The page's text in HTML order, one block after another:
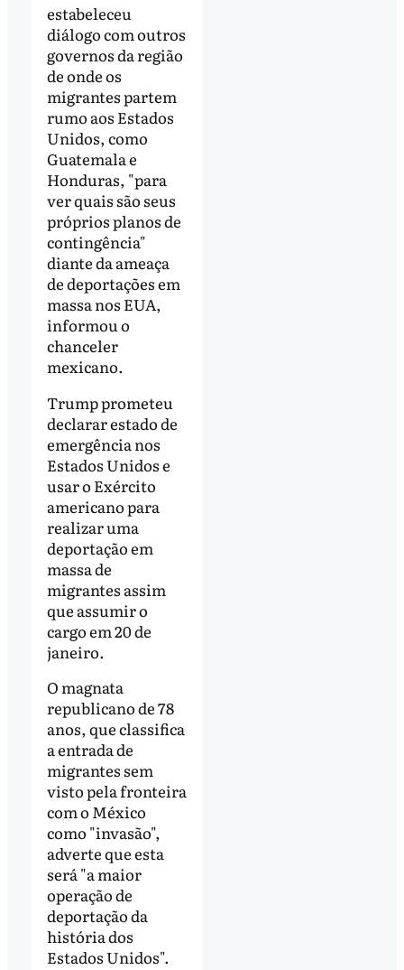
estabeleceu
diálogo com outros
governos da região
de onde os
migrantes partem
rumo aos Estados
Unidos, como
Guatemala e
Honduras, "para
ver quais são seus
próprios planos de
contingência"
diante da ameaça
de deportações em
massa nos EUA,
informou o
chanceler
mexicano.
Trump prometeu
declarar estado de
emergência nos
Estados Unidos e
usar o Exército
americano para
realizar uma
deportação em
massa de
migrantes assim
que assumir o
cargo em 20 de
janeiro.
O magnata
republicano de 78
anos, que classifica
a entrada de
migrantes sem
visto pela fronteira
com o México
como "invasão",
adverte que esta
será "a maior
operação de
deportação da
história dos
Estados Unidos".